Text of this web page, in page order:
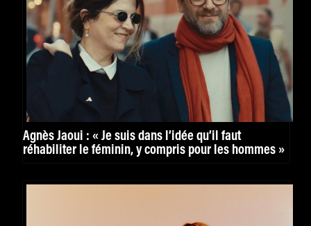
Agnès Jaoui : « Je suis dans l’idée qu’il faut
réhabiliter le féminin, y compris pour les hommes »